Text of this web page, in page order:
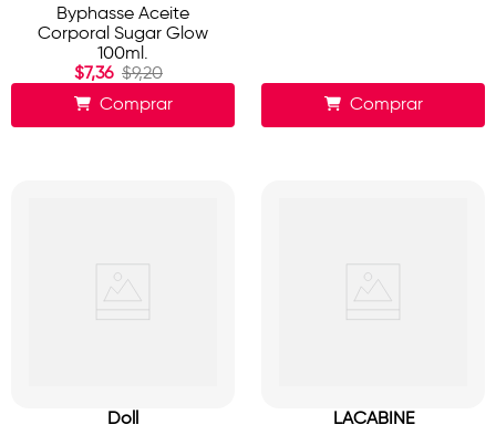
Byphasse Aceite
Corporal Sugar Glow
100ml.
$7,36 $9,20
Comprar
Comprar
Doll
LACABINE